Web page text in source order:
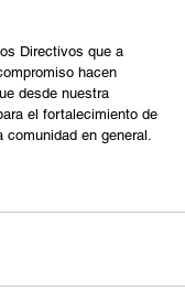
Directivos que a
hacen
desde nuestra
el fortalecimiento de
en general.